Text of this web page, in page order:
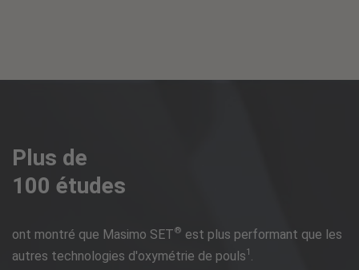
Plus de
100 études
ont montré que Masimo SET® est plus performant que les
autres technologies d'oxymétrie de pouls1